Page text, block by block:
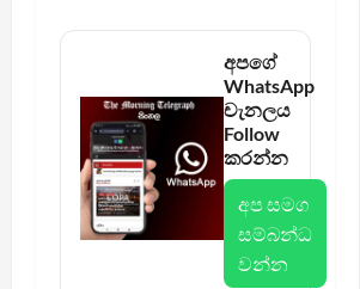
අපගේ
WhatsApp
චැනලය
Follow
කරන්න
අප සමග
සම්බන්ධ
වන්න